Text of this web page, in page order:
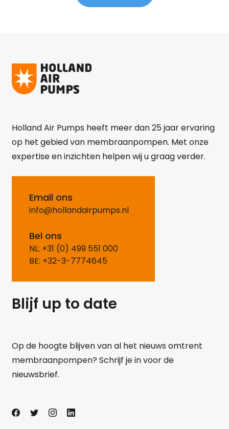
Holland Air Pumps heeft meer dan 25 jaar ervaring
op het gebied van membraanpompen. Met onze
expertise en inzichten helpen wij u graag verder.
Email ons
info@hollandairpumps.nl
Bel ons
NL: +31 (0) 499 551 000
BE: +32-3-7774645
Blijf up to date
Op de hoogte blijven van al het nieuws omtrent
membraanpompen? Schrijf je in voor de
nieuwsbrief.